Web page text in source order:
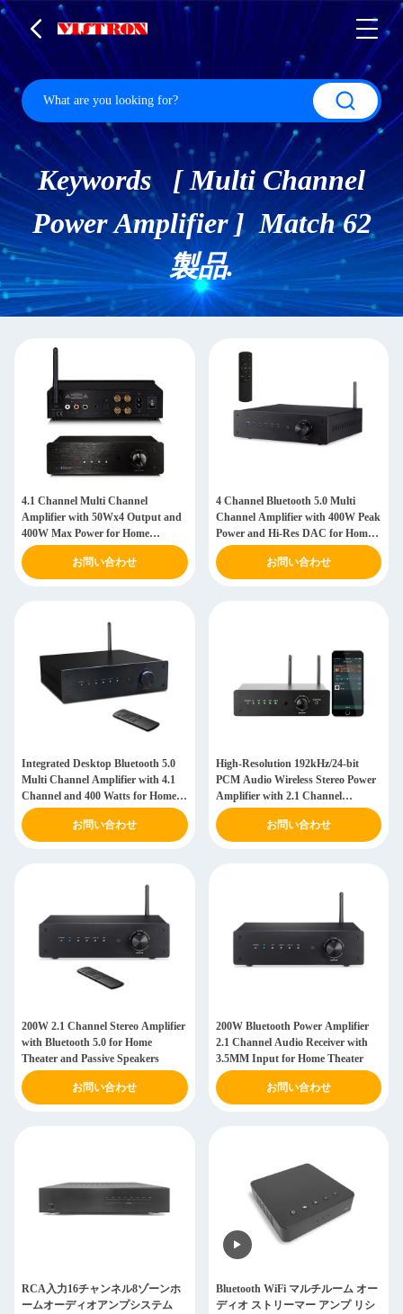
Keywords [ Multi Channel
Power Amplifier ] Match 62
製品.
4.1 Channel Multi Channel
Amplifier with 50Wx4 Output and
400W Max Power for Home
Theater
お問い合わせ
4 Channel Bluetooth 5.0 Multi
Channel Amplifier with 400W Peak
Power and Hi-Res DAC for Home
Theater
お問い合わせ
Integrated Desktop Bluetooth 5.0
Multi Channel Amplifier with 4.1
Channel and 400 Watts for Home
Theater
お問い合わせ
High-Resolution 192kHz/24-bit
PCM Audio Wireless Stereo Power
Amplifier with 2.1 Channel
Configuration and 100W RMS
Output
お問い合わせ
200W 2.1 Channel Stereo Amplifier
with Bluetooth 5.0 for Home
Theater and Passive Speakers
お問い合わせ
200W Bluetooth Power Amplifier
2.1 Channel Audio Receiver with
3.5MM Input for Home Theater
お問い合わせ
RCA入力16チャンネル8ゾーンホ
ームオーディオアンプシステム
Bluetooth WiFi マルチルーム オー
ディオ ストリーマー アンプ リシ